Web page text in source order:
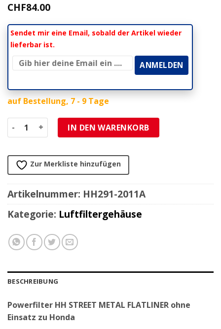
CHF84.00
Sendet mir eine Email, sobald der Artikel wieder
lieferbar ist.
auf Bestellung, 7 - 9 Tage
Powerfilter HH STREET METAL FLATLINER ohne Einsatz zu
IN DEN WARENKORB
Zur Merkliste hinzufügen
Artikelnummer: HH291-2011A
Kategorie: Luftfiltergehäuse
BESCHREIBUNG
Powerfilter HH STREET METAL FLATLINER ohne
Einsatz zu Honda